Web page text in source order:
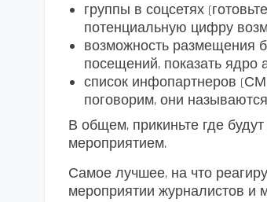
группы в соцсетях
потенциальную цифру
возможность размещения
посещений, показать ядро
список инфопартнеров
поговорим, они
В общем, прикиньте где
мероприятием.
Самое лучшее, на что
мероприятии журналистов и